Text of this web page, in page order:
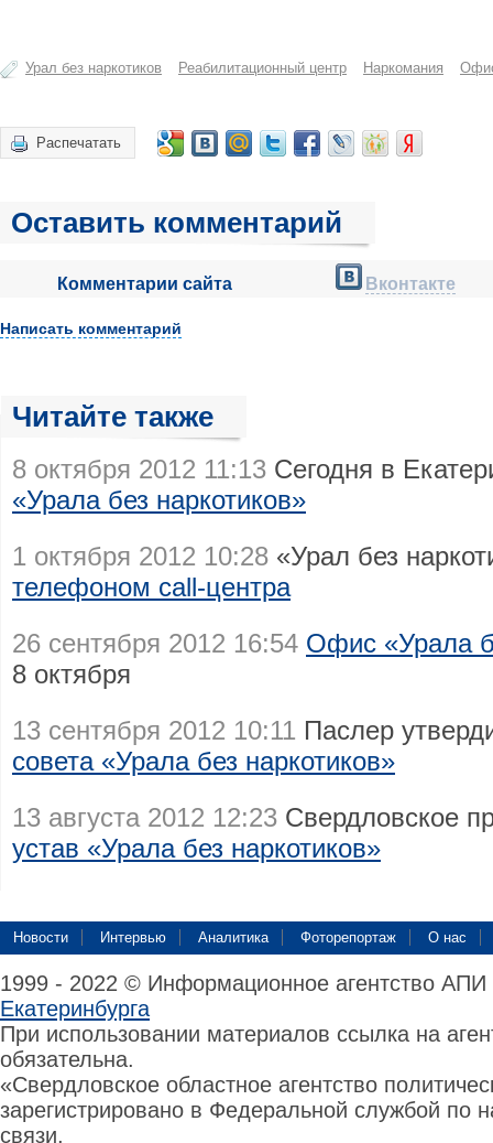
Урал без наркотиков Реабилитационный центр Наркомания
Распечатать
Оставить комментарий
Комментарии сайта Вконтакте
Написать комментарий
Читайте также
8 октября 2012 11:13 Сегодня в
«Урала без наркотиков»
1 октября 2012 10:28 «Урал без
телефоном call-центра
26 сентября 2012 16:54 Офис «Урала
8 октября
13 сентября 2012 10:11 Паслер
совета «Урала без наркотиков»
13 августа 2012 12:23 Свердловское
устав «Урала без наркотиков»
Новости Интервью Аналитика Фоторепортаж О нас
1999 - 2022 © Информационное агентство
Екатеринбурга
При использовании материалов ссылка на
обязательна.
«Свердловское областное агентство
зарегистрировано в Федеральной службой по
связи,